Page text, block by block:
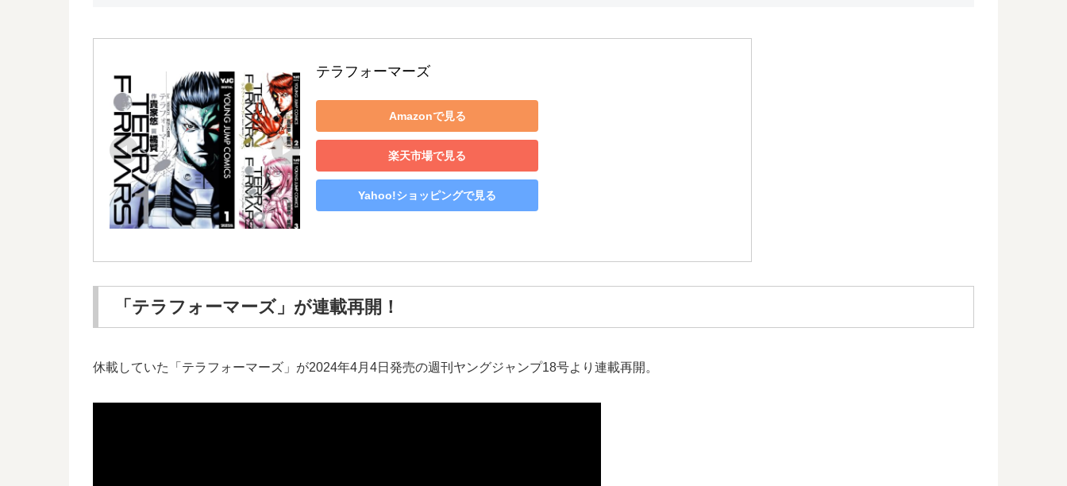
テラフォーマーズ
Amazonで見る
楽天市場で見る
Yahoo!ショッピングで見る
「テラフォーマーズ」が連載再開！
休載していた「テラフォーマーズ」が2024年4月4日発売の週刊ヤングジャンプ18号より連載再開。